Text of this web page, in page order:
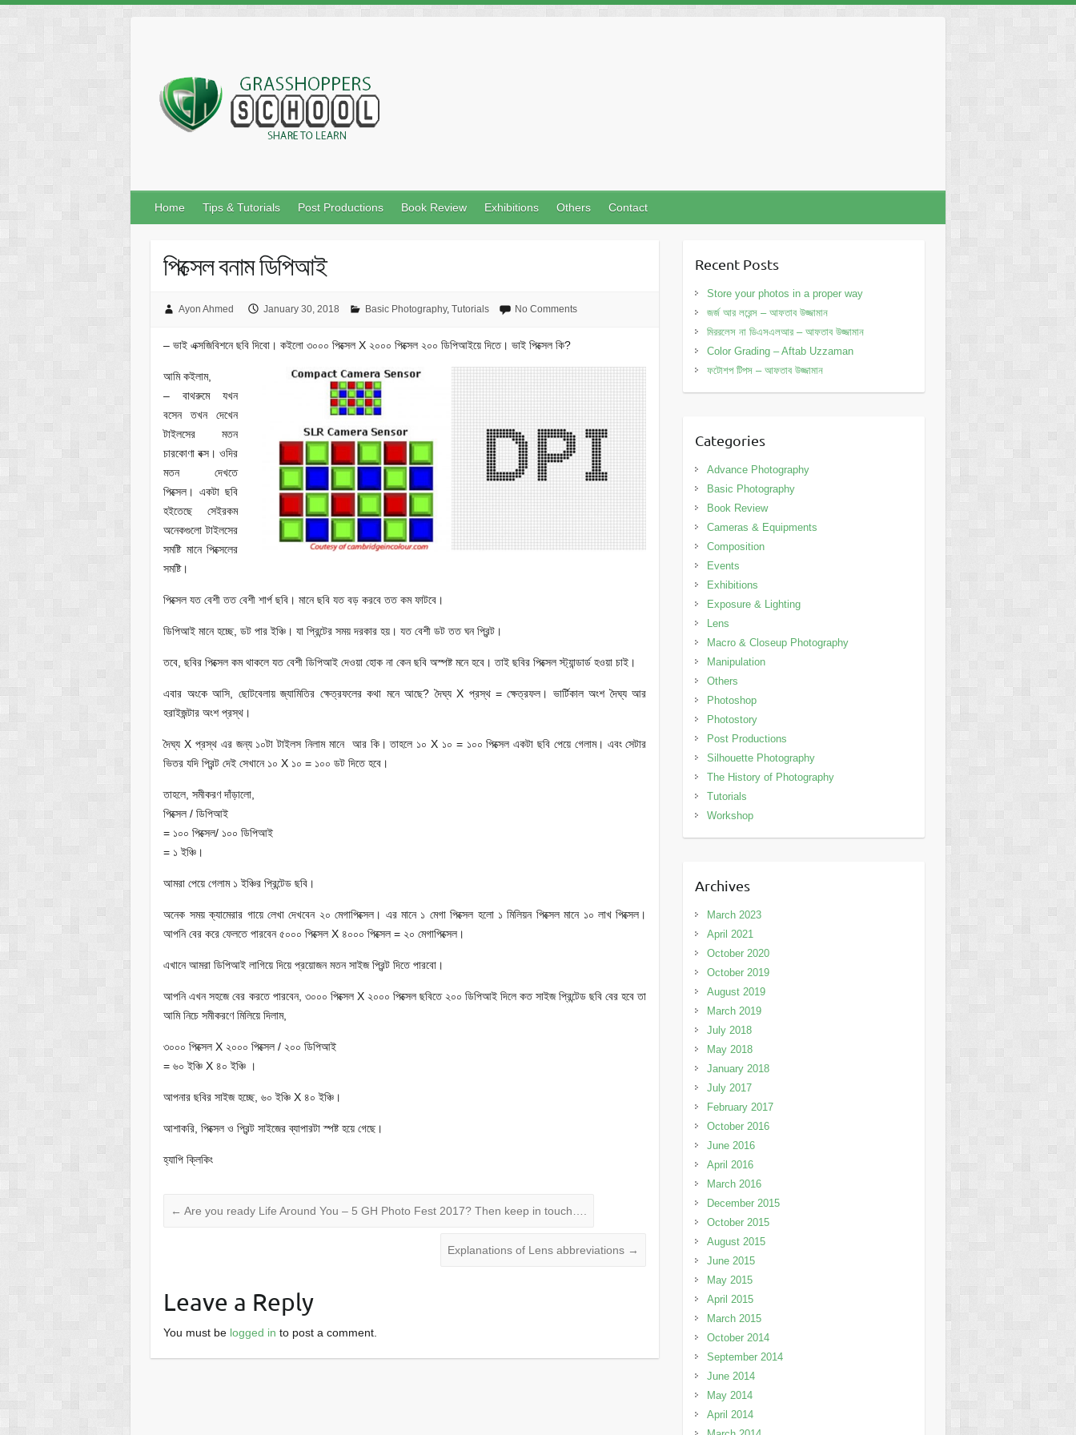
content
Home Tips & Tutorials Post Productions Book Review Exhibitions Others Contact
পিক্সেল বনাম ডিপিআই
Ayon Ahmed January 30, 2018 Basic Photography, Tutorials No Comments
– ভাই এক্সজিবিশনে ছবি দিবো। কইলো ৩০০০ পিক্সেল X ২০০০ পিক্সেল ২০০ ডিপিআইয়ে দিতে। ভাই পিক্সেল কি?
আমি কইলাম,
– বাথরুমে যখন
বসেন তখন দেখেন
টাইলসের মতন
চারকোণা বক্স। ওদির
মতন দেখতে
পিক্সেল। একটা ছবি
হইতেছে সেইরকম
অনেকগুলো টাইলসের
সমষ্টি মানে পিক্সেলের
সমষ্টি।
পিক্সেল যত বেশী তত বেশী শার্প ছবি। মানে ছবি যত বড় করবে তত কম ফাটবে।
ডিপিআই মানে হচ্ছে, ডট পার ইঞ্চি। যা প্রিন্টের সময় দরকার হয়। যত বেশী ডট তত ঘন প্রিন্ট।
তবে, ছবির পিক্সেল কম থাকলে যত বেশী ডিপিআই দেওয়া হোক না কেন ছবি অস্পষ্ট মনে হবে। তাই ছবির পিক্সেল স্ট্যান্ডার্ড হওয়া চাই।
এবার অংকে আসি, ছোটবেলায় জ্যামিতির ক্ষেত্রফলের কথা মনে আছে? দৈঘ্য X প্রস্থ = ক্ষেত্রফল। ভার্টিকাল অংশ দৈঘ্য আর
হরাইজন্টার অংশ প্রস্থ।
দৈঘ্য X প্রস্থ এর জন্য ১০টা টাইলস নিলাম মানে আর কি। তাহলে ১০ X ১০ = ১০০ পিক্সেল একটা ছবি পেয়ে গেলাম। এবং সেটার
ভিতর যদি প্রিন্ট দেই সেখানে ১০ X ১০ = ১০০ ডট দিতে হবে।
তাহলে, সমীকরণ দাঁড়ালো,
পিক্সেল / ডিপিআই
= ১০০ পিক্সেল/ ১০০ ডিপিআই
= ১ ইঞ্চি।
আমরা পেয়ে গেলাম ১ ইঞ্চির প্রিন্টেড ছবি।
অনেক সময় ক্যামেরার গায়ে লেখা দেখবেন ২০ মেগাপিক্সেল। এর মানে ১ মেগা পিক্সেল হলো ১ মিলিয়ন পিক্সেল মানে ১০ লাখ পিক্সেল।
আপনি বের করে ফেলতে পারবেন ৫০০০ পিক্সেল X ৪০০০ পিক্সেল = ২০ মেগাপিক্সেল।
এখানে আমরা ডিপিআই লাগিয়ে দিয়ে প্রয়োজন মতন সাইজ প্রিন্ট দিতে পারবো।
আপনি এখন সহজে বের করতে পারবেন, ৩০০০ পিক্সেল X ২০০০ পিক্সেল ছবিতে ২০০ ডিপিআই দিলে কত সাইজ প্রিন্টেড ছবি বের হবে তা
আমি নিচে সমীকরণে মিলিয়ে দিলাম,
৩০০০ পিক্সেল X ২০০০ পিক্সেল / ২০০ ডিপিআই
= ৬০ ইঞ্চি X ৪০ ইঞ্চি ।
আপনার ছবির সাইজ হচ্ছে, ৬০ ইঞ্চি X ৪০ ইঞ্চি।
আশাকরি, পিক্সেল ও প্রিন্ট সাইজের ব্যাপারটা স্পষ্ট হয়ে গেছে।
হ্যাপি ক্লিকিং
← Are you ready Life Around You – 5 GH Photo Fest 2017? Then keep in touch….
Explanations of Lens abbreviations →
Leave a Reply
You must be logged in to post a comment.
Recent Posts
Store your photos in a proper way
জর্জ আর লরেন্স – আফতাব উজ্জামান
মিররলেস না ডিএসএলআর – আফতাব উজ্জামান
Color Grading – Aftab Uzzaman
ফটোশপ টিপস – আফতাব উজ্জামান
Categories
Advance Photography
Basic Photography
Book Review
Cameras & Equipments
Composition
Events
Exhibitions
Exposure & Lighting
Lens
Macro & Closeup Photography
Manipulation
Others
Photoshop
Photostory
Post Productions
Silhouette Photography
The History of Photography
Tutorials
Workshop
Archives
March 2023
April 2021
October 2020
October 2019
August 2019
March 2019
July 2018
May 2018
January 2018
July 2017
February 2017
October 2016
June 2016
April 2016
March 2016
December 2015
October 2015
August 2015
June 2015
May 2015
April 2015
March 2015
October 2014
September 2014
June 2014
May 2014
April 2014